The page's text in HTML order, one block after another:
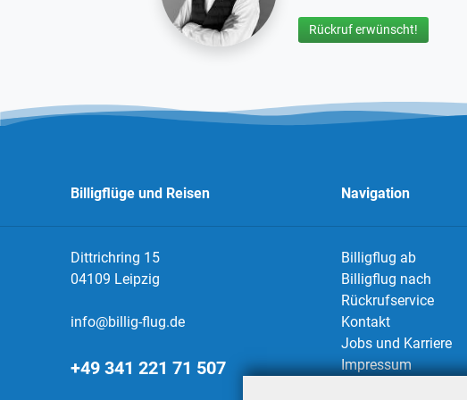
Rückruf erwünscht!
Billigflüge und Reisen
Dittrichring 15
04109 Leipzig
info@billig-flug.de
+49 341 221 71 507
Navigation
Billigflug ab
Billigflug nach
Rückrufservice
Kontakt
Jobs und Karriere
Impressum